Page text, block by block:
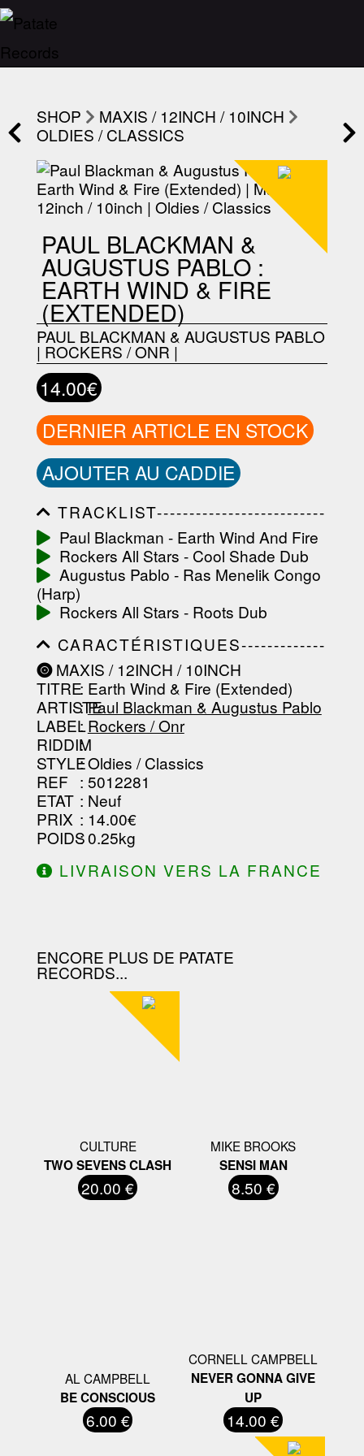
SHOP
MAXIS / 12INCH / 10INCH
OLDIES / CLASSICS
PAUL BLACKMAN &
AUGUSTUS PABLO :
EARTH WIND & FIRE
(EXTENDED)
PAUL BLACKMAN & AUGUSTUS PABLO
| ROCKERS / ONR |
14.00€
DERNIER ARTICLE EN STOCK
AJOUTER AU CADDIE
TRACKLIST--------------------------
-----------------------------------------
-----------------------------------------
-----------------------------------------
-----------------------------------------
-------------------
Paul Blackman - Earth Wind And Fire
Rockers All Stars - Cool Shade Dub
Augustus Pablo - Ras Menelik Congo
(Harp)
Rockers All Stars - Roots Dub
CARACTÉRISTIQUES-------------
-----------------------------------------
-----------------------------------------
-----------------------------------------
-----------------------------------------
--------------------------------
MAXIS / 12INCH / 10INCH
TITRE: Earth Wind & Fire (Extended)
ARTISTE
:Paul Blackman & Augustus Pablo
LABEL
:Rockers / Onr
RIDDIM
:
STYLE: Oldies / Classics
REF : 5012281
ETAT : Neuf
PRIX : 14.00€
POIDS: 0.25kg
LIVRAISON VERS LA FRANCE
ENCORE PLUS DE PATATE
RECORDS...
CULTURE
TWO SEVENS CLASH
20.00 €
MIKE BROOKS
SENSI MAN
8.50 €
AL CAMPBELL
BE CONSCIOUS
6.00 €
CORNELL CAMPBELL
NEVER GONNA GIVE
UP
14.00 €